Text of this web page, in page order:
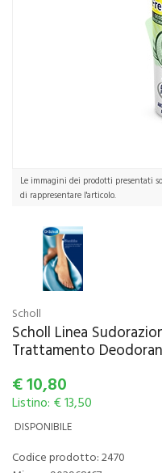
Le immagini dei prodotti presentati
di rappresentare l'articolo.
Scholl
Scholl Linea
Trattamento
€10,80
Listino: € 13,50
DISPONIBILE
Codice prodotto: 2470